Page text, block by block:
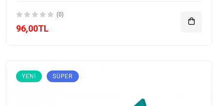
(0)
96,00TL
YENI SÜPER